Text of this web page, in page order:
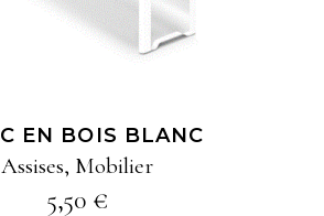
EN BOIS BLANC
Assises, Mobilier
5,50 €